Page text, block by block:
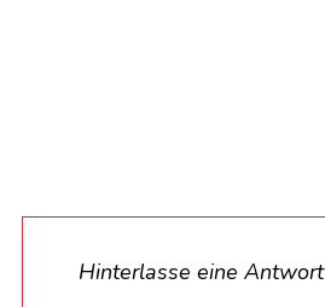
Hinterlasse eine Antwort